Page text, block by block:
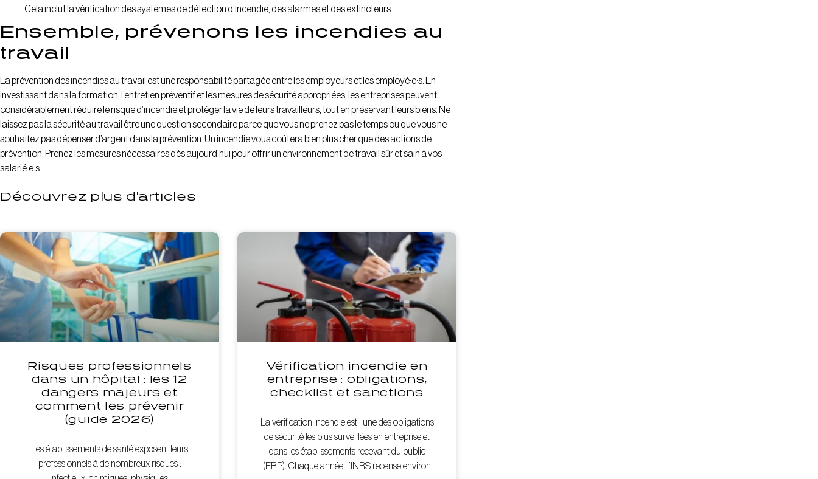
Cela inclut la vérification des systèmes de détection d’incendie, des alarmes et des extincteurs.
Ensemble, prévenons les incendies au
travail
La prévention des incendies au travail est une responsabilité partagée entre les employeurs et les employé·e·s. En
investissant dans la formation, l’entretien préventif et les mesures de sécurité appropriées, les entreprises peuvent
considérablement réduire le risque d’incendie et protéger la vie de leurs travailleurs, tout en préservant leurs biens. Ne
laissez pas la sécurité au travail être une question secondaire parce que vous ne prenez pas le temps ou que vous ne
souhaitez pas dépenser d’argent dans la prévention. Un incendie vous coûtera bien plus cher que des actions de
prévention. Prenez les mesures nécessaires dès aujourd’hui pour offrir un environnement de travail sûr et sain à vos
salarié·e·s.
Découvrez plus d'articles
Risques professionnels
dans un hôpital : les 12
dangers majeurs et
comment les prévenir
(guide 2026)
Les établissements de santé exposent leurs
professionnels à de nombreux risques :
Vérification incendie en
entreprise : obligations,
checklist et sanctions
La vérification incendie est l’une des obligations
de sécurité les plus surveillées en entreprise et
dans les établissements recevant du public
(ERP). Chaque année, l’INRS recense environ